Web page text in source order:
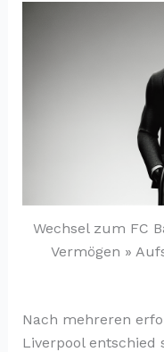
Wechsel zum FC
Vermögen »
Nach mehreren
Liverpool entschied